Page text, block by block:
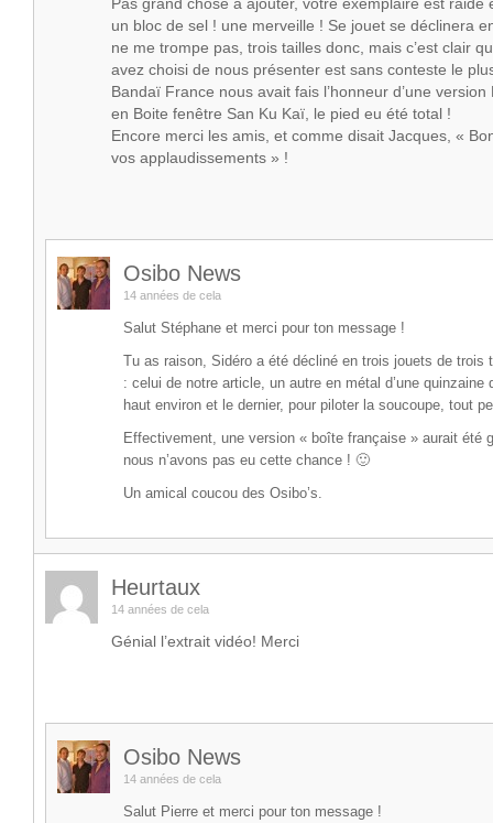
Pas grand chose à ajouter, votre exemplaire est raide
un bloc de sel ! une merveille ! Se jouet se déclinera
ne me trompe pas, trois tailles donc, mais c’est clair
avez choisi de nous présenter est sans conteste le
Bandaï France nous avait fais l’honneur d’une
en Boite fenêtre San Ku Kaï, le pied eu été total !
Encore merci les amis, et comme disait Jacques, «
vos applaudissements » !
Osibo News
14 années de cela
Salut Stéphane et merci pour ton message !
Tu as raison, Sidéro a été décliné en trois jouets de trois
: celui de notre article, un autre en métal d’une quinzaine
haut environ et le dernier, pour piloter la soucoupe, tout
Effectivement, une version « boîte française » aurait été
nous n’avons pas eu cette chance ! 🙂
Un amical coucou des Osibo’s.
Heurtaux
14 années de cela
Génial l’extrait vidéo! Merci
Osibo News
14 années de cela
Salut Pierre et merci pour ton message !